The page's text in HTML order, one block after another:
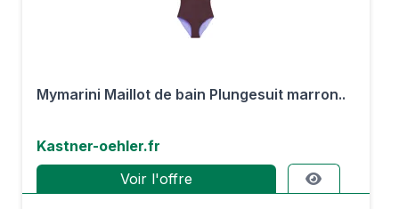
Mymarini Maillot de bain Plungesuit marron..
Kastner-oehler.fr
Voir l'offre